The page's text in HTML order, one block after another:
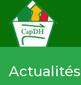
Actualités